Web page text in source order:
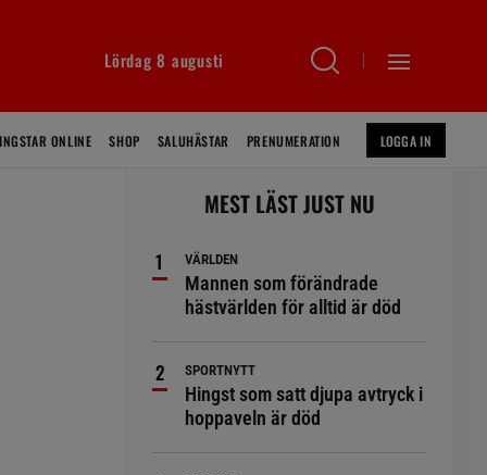
Lördag 8 augusti
ONLINE SHOP SALUHÄSTAR PRENUMERATION LOGGA IN
MEST LÄST JUST NU
VÄRLDEN
Mannen som förändrade
hästvärlden för alltid är död
SPORTNYTT
Hingst som satt djupa avtryck i
hoppaveln är död